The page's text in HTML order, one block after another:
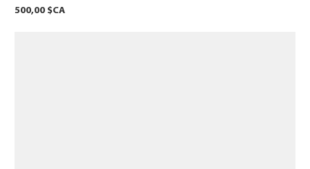
Prix
500,00 $CA